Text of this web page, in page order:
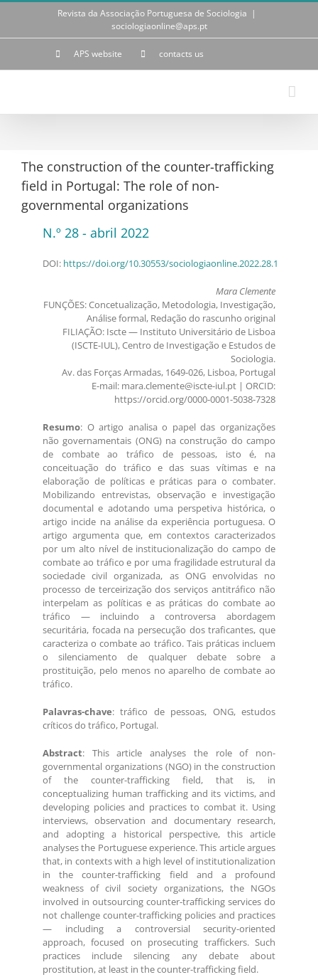
Skip
Revista da Associação Portuguesa de Sociologia |
sociologiaonline@aps.pt
APS website contacts us
The construction of the counter-trafficking
field in Portugal: The role of non-
governmental organizations
N.º 28 - abril 2022
DOI: https://doi.org/10.30553/sociologiaonline.2022.28.1
Mara Clemente
FUNÇÕES: Concetualização, Metodologia, Investigação,
Análise formal, Redação do rascunho original
FILIAÇÃO: Iscte — Instituto Universitário de Lisboa
(ISCTE-IUL), Centro de Investigação e Estudos de
Sociologia.
Av. das Forças Armadas, 1649-026, Lisboa, Portugal
E-mail: mara.clemente@iscte-iul.pt | ORCID:
https://orcid.org/0000-0001-5038-7328
Resumo: O artigo analisa o papel das organizações
não governamentais (ONG) na construção do campo
de combate ao tráfico de pessoas, isto é, na
conceituação do tráfico e das suas vítimas e na
elaboração de políticas e práticas para o combater.
Mobilizando entrevistas, observação e investigação
documental e adotando uma perspetiva histórica, o
artigo incide na análise da experiência portuguesa. O
artigo argumenta que, em contextos caracterizados
por um alto nível de institucionalização do campo de
combate ao tráfico e por uma fragilidade estrutural da
sociedade civil organizada, as ONG envolvidas no
processo de terceirização dos serviços antitráfico não
interpelam as políticas e as práticas do combate ao
tráfico — incluindo a controversa abordagem
securitária, focada na persecução dos traficantes, que
caracteriza o combate ao tráfico. Tais práticas incluem
o silenciamento de qualquer debate sobre a
prostituição, pelo menos no aparelho de combate ao
tráfico.
Palavras-chave: tráfico de pessoas, ONG, estudos
críticos do tráfico, Portugal.
Abstract: This article analyses the role of non-
governmental organizations (NGO) in the construction
of the counter-trafficking field, that is, in
conceptualizing human trafficking and its victims, and
developing policies and practices to combat it. Using
interviews, observation and documentary research,
and adopting a historical perspective, this article
analyses the Portuguese experience. This article argues
that, in contexts with a high level of institutionalization
in the counter-trafficking field and a profound
weakness of civil society organizations, the NGOs
involved in outsourcing counter-trafficking services do
not challenge counter-trafficking policies and practices
— including a controversial security-oriented
approach, focused on prosecuting traffickers. Such
practices include silencing any debate about
prostitution, at least in the counter-trafficking field.